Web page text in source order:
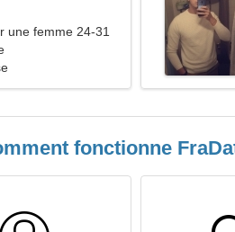
une femme 24-31
fonctionne